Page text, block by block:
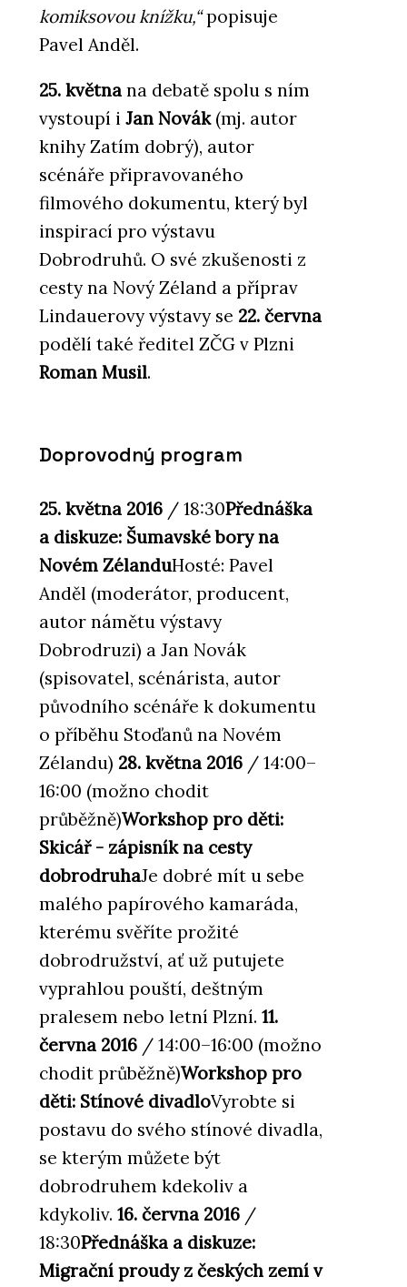
komiksovou knížku,“popisuje
Pavel Anděl.
25. května na debatě spolu s ním
vystoupí i Jan Novák(mj. autor
knihy Zatím dobrý), autor
scénáře připravovaného
filmového dokumentu, který byl
inspirací pro výstavu
Dobrodruhů. O své zkušenosti z
cesty na Nový Zéland a příprav
Lindauerovy výstavy se 22. června
podělí také ředitel ZČG v Plzni
Roman Musil.
Doprovodný program
25. května 2016 / 18:30Přednáška
a diskuze: Šumavské bory na
Novém ZélanduHosté: Pavel
Anděl (moderátor, producent,
autor námětu výstavy
Dobrodruzi) a Jan Novák
(spisovatel, scénárista, autor
původního scénáře k dokumentu
o příběhu Stoďanů na Novém
Zélandu) 28. května 2016 / 14:00–
16:00 (možno chodit
průběžně)Workshop pro děti:
Skicář - zápisník na cesty
dobrodruhaJe dobré mít u sebe
malého papírového kamaráda,
kterému svěříte prožité
dobrodružství, ať už putujete
vyprahlou pouští, deštným
pralesem nebo letní Plzní. 11.
června 2016 / 14:00–16:00 (možno
chodit průběžně)Workshop pro
děti: Stínové divadloVyrobte si
postavu do svého stínové divadla,
se kterým můžete být
dobrodruhem kdekoliv a
kdykoliv. 16. června 2016 /
18:30Přednáška a diskuze:
Migrační proudy z českých zemí v